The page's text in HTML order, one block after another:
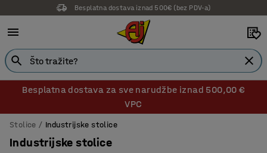
Besplatna dostava iznad 500€ (bez PDV-a)
Besplatna dostava za sve narudžbe iznad 500,00 €
VPC
Stolice Industrijske stolice
Industrijske stolice